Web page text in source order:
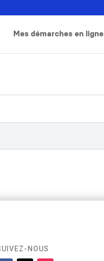
Mes démarches en ligne
NOUS